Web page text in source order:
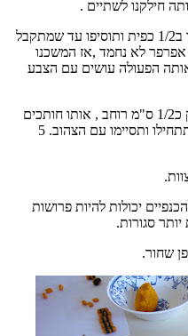
לחלק הוספנו צבע מאכל שחור ,תתחילו ב1/2 כפית ותוסיפו עד שמתקבל
לא נחמד ,אז המשכנו
הפעולה עושים עם הצבע
מגלגלים כל גוש כזה ל"נקניק" ארוך ודק כ1/2 ס"מ רוחב , אותו חותכים
לפרוסות דקות שיהוו את גוף הדבורה. תתחילו ותסיימו עם הצהוב. 5
יכולות להיות פרושות
סגורות.
שחור.